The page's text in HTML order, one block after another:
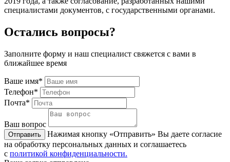
специалистами документов, с государственными органами.
Остались вопросы?
Заполните форму и наш специалист свяжется с вами в
ближайшее время
Ваше имя*
Телефон*
Почта*
Ваш вопрос
Отправить
Нажимая кнопку «Отправить» Вы даете согласие
на обработку персональных данных и соглашаетесь
с политикой конфиденциальности.